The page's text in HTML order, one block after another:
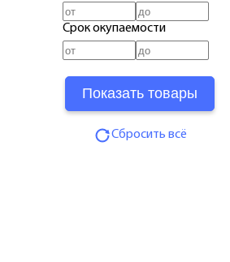
Срок окупаемости
Сбросить всё